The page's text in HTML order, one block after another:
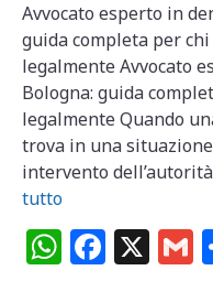
Avvocato esperto in
guida completa per
legalmente Avvocato
Bologna: guida
legalmente Quando
trova in una
intervento
tutto
W F X